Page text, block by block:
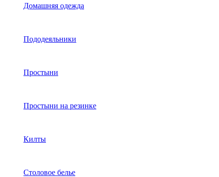
Домашняя одежда
Пододеяльники
Простыни
Простыни на резинке
Килты
Столовое белье